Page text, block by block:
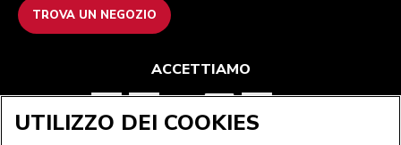
TROVA UN NEGOZIO
ACCETTIAMO
UTILIZZO DEI COOKIES